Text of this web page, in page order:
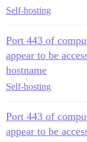
Self-hosting
Port 443 of
appear to be
hostname
Self-hosting
Port 443 of
appear to be